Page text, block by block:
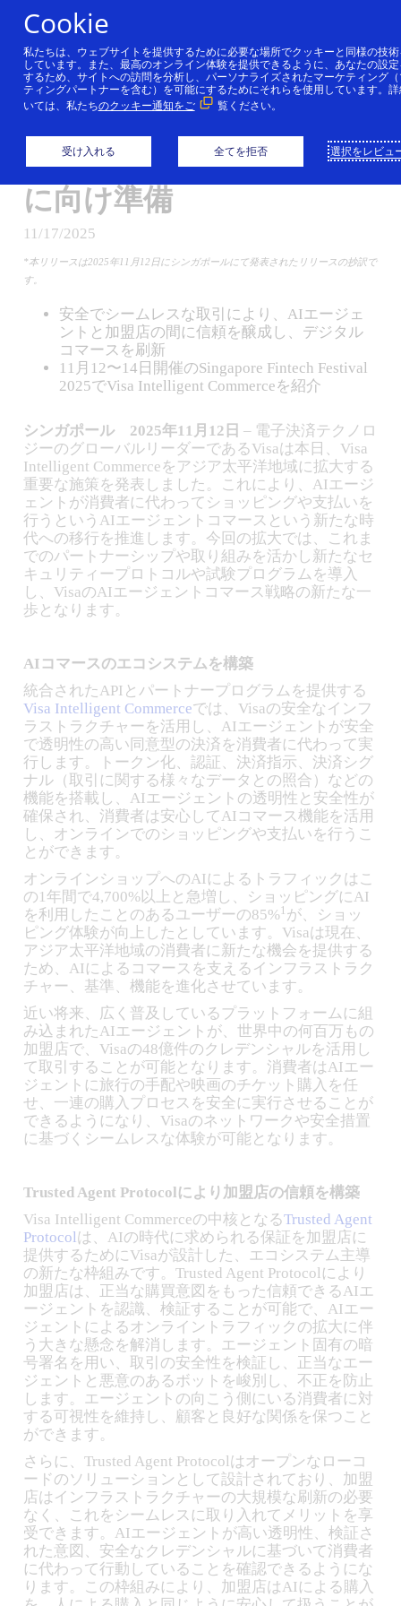
Visa Intelligent
Commerceをアジア太平
洋地域に拡大、2026年初
頭のAIコマース試験導入
に向け準備
11/17/2025
*本リリースは2025年11月12日にシンガポールにて発表されたリリースの抄訳で
す。
安全でシームレスな取引により、AIエージェ
ントと加盟店の間に信頼を醸成し、デジタル
コマースを刷新
11月12〜14日開催のSingapore Fintech Festival
2025でVisa Intelligent Commerceを紹介
シンガポール 2025年11月12日– 電子決済テクノロ
ジーのグローバルリーダーであるVisaは本日、Visa
Intelligent Commerceをアジア太平洋地域に拡大する
重要な施策を発表しました。これにより、AIエージ
ェントが消費者に代わってショッピングや支払いを
行うというAIエージェントコマースという新たな時
代への移行を推進します。今回の拡大では、これま
でのパートナーシップや取り組みを活かし新たなセ
キュリティープロトコルや試験プログラムを導入
し、VisaのAIエージェントコマース戦略の新たな一
歩となります。
AIコマースのエコシステムを構築
統合されたAPIとパートナープログラムを提供する
Visa Intelligent Commerceでは、Visaの安全なインフ
ラストラクチャーを活用し、AIエージェントが安全
で透明性の高い同意型の決済を消費者に代わって実
行します。トークン化、認証、決済指示、決済シグ
ナル（取引に関する様々なデータとの照合）などの
機能を搭載し、AIエージェントの透明性と安全性が
確保され、消費者は安心してAIコマース機能を活用
し、オンラインでのショッピングや支払いを行うこ
とができます。
オンラインショップへのAIによるトラフィックはこ
の1年間で4,700%以上と急増し、ショッピングにAI
を利用したことのあるユーザーの85%1 が、ショッ
ピング体験が向上したとしています。Visaは現在、
アジア太平洋地域の消費者に新たな機会を提供する
ため、AIによるコマースを支えるインフラストラク
チャー、基準、機能を進化させています。
近い将来、広く普及しているプラットフォームに組
み込まれたAIエージェントが、世界中の何百万もの
加盟店で、Visaの48億件のクレデンシャルを活用し
て取引することが可能となります。消費者はAIエー
ジェントに旅行の手配や映画のチケット購入を任
せ、一連の購入プロセスを安全に実行させることが
できるようになり、Visaのネットワークや安全措置
に基づくシームレスな体験が可能となります。
Trusted Agent Protocolにより加盟店の信頼を構築
Visa Intelligent Commerceの中核となるTrusted Agent
Protocolは、AIの時代に求められる保証を加盟店に
提供するためにVisaが設計した、エコシステム主導
の新たな枠組みです。Trusted Agent Protocolにより
加盟店は、正当な購買意図をもった信頼できるAIエ
ージェントを認識、検証することが可能で、AIエー
ジェントによるオンライントラフィックの拡大に伴
う大きな懸念を解消します。エージェント固有の暗
号署名を用い、取引の安全性を検証し、正当なエー
ジェントと悪意のあるボットを峻別し、不正を防止
します。エージェントの向こう側にいる消費者に対
する可視性を維持し、顧客と良好な関係を保つこと
ができます。
さらに、Trusted Agent Protocolはオープンなローコ
ードのソリューションとして設計されており、加盟
店はインフラストラクチャーの大規模な刷新の必要
なく、これをシームレスに取り入れてメリットを享
受できます。AIエージェントが高い透明性、検証さ
れた意図、安全なクレデンシャルに基づいて消費者
に代わって行動していることを確認できるようにな
ります。この枠組みにより、加盟店はAIによる購入
Cookie
私たちは、ウェブサイトを提供するために必要な場所でクッキーと同様の技
しています。また、最高のオンライン体験を提供できるように、あなたの設
するため、サイトへの訪問を分析し、パーソナライズされたマーケティング
ティングパートナーを含む）を可能にするためにそれらを使用しています。
いては、私たちのクッキー通知をご 覧ください。
受け入れる 全てを拒否 選択をレビュ